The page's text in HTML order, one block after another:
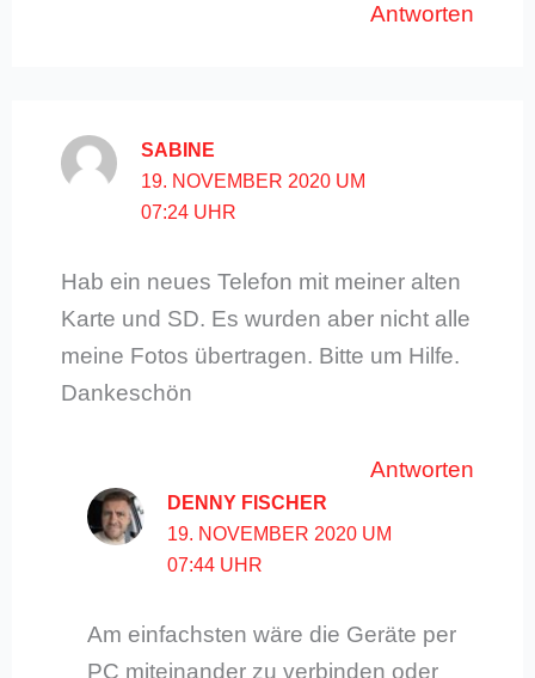
Antworten
SABINE
19. NOVEMBER 2020 UM
07:24 UHR
Hab ein neues Telefon mit meiner alten
Karte und SD. Es wurden aber nicht alle
meine Fotos übertragen. Bitte um Hilfe.
Dankeschön
Antworten
DENNY FISCHER
19. NOVEMBER 2020 UM
07:44 UHR
Am einfachsten wäre die Geräte per
PC miteinander zu verbinden oder